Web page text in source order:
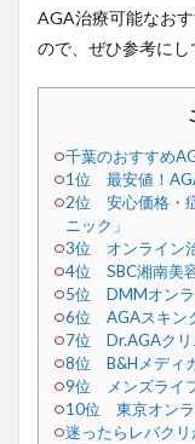
AGA治療可能なお
ので、ぜひ参考にし
千葉のおすすめ
1位 最安値！
2位 安心価格・
ニック」
3位 オンライン
4位 SBC湘南美
5位 DMMオンラ
6位 AGAスキン
7位 Dr.AGAクリ
8位 B&Hメディ
9位 メンズライ
10位 東京オンラ
迷ったらレバクリ